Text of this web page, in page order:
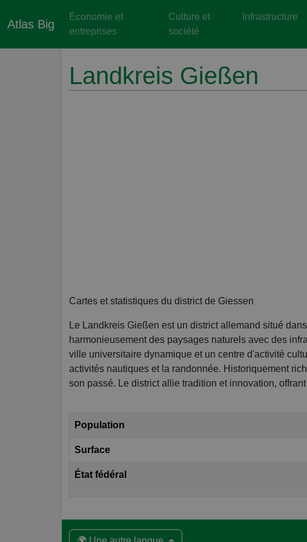
Atlas Big
Économie et
entreprises
Culture et
société
Infrastructure
Landkreis Gießen
Cartes et statistiques du district de Giessen
Le Landkreis Gießen est un district allemand situé
harmonieusement des paysages naturels avec des
ville universitaire dynamique et un centre d'activité
activités nautiques et la randonnée. Historiquement
son passé. Le district allie tradition et innovation,
Population
Surface
État fédéral